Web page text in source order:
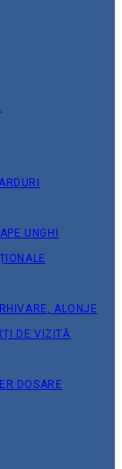
UNGHI
ALONJE
DE VIZITĂ
DOSARE